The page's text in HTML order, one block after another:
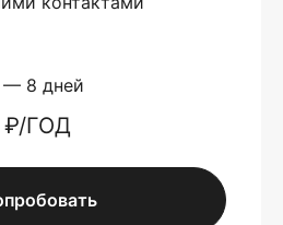
— 8 дней
₽/ГОД